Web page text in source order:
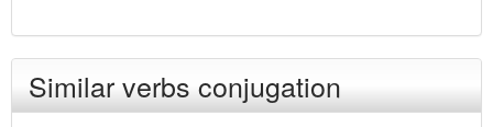
Similar verbs conjugation